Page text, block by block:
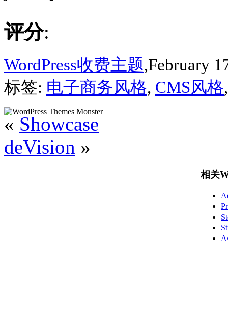
评分:
WordPress收费主题,February
标签: 电子商务风格, CMS风格
« Showcase
deVision »
相关